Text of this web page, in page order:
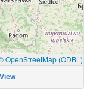
OpenStreetMap (ODBL)